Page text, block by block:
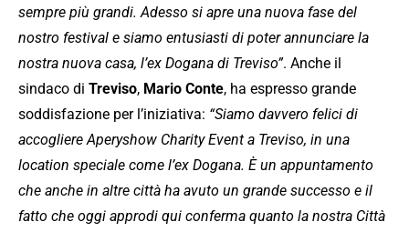
sempre più grandi. Adesso si apre una nuova fase del
nostro festival e siamo entusiasti di poter annunciare la
nostra nuova casa, l’ex Dogana di Treviso”. Anche il
sindaco di Treviso, Mario Conte, ha espresso grande
soddisfazione per l’iniziativa: “Siamo davvero felici di
accogliere Aperyshow Charity Event a Treviso, in una
location speciale come l’ex Dogana. È un appuntamento
che anche in altre città ha avuto un grande successo e il
fatto che oggi approdi qui conferma quanto la nostra Città